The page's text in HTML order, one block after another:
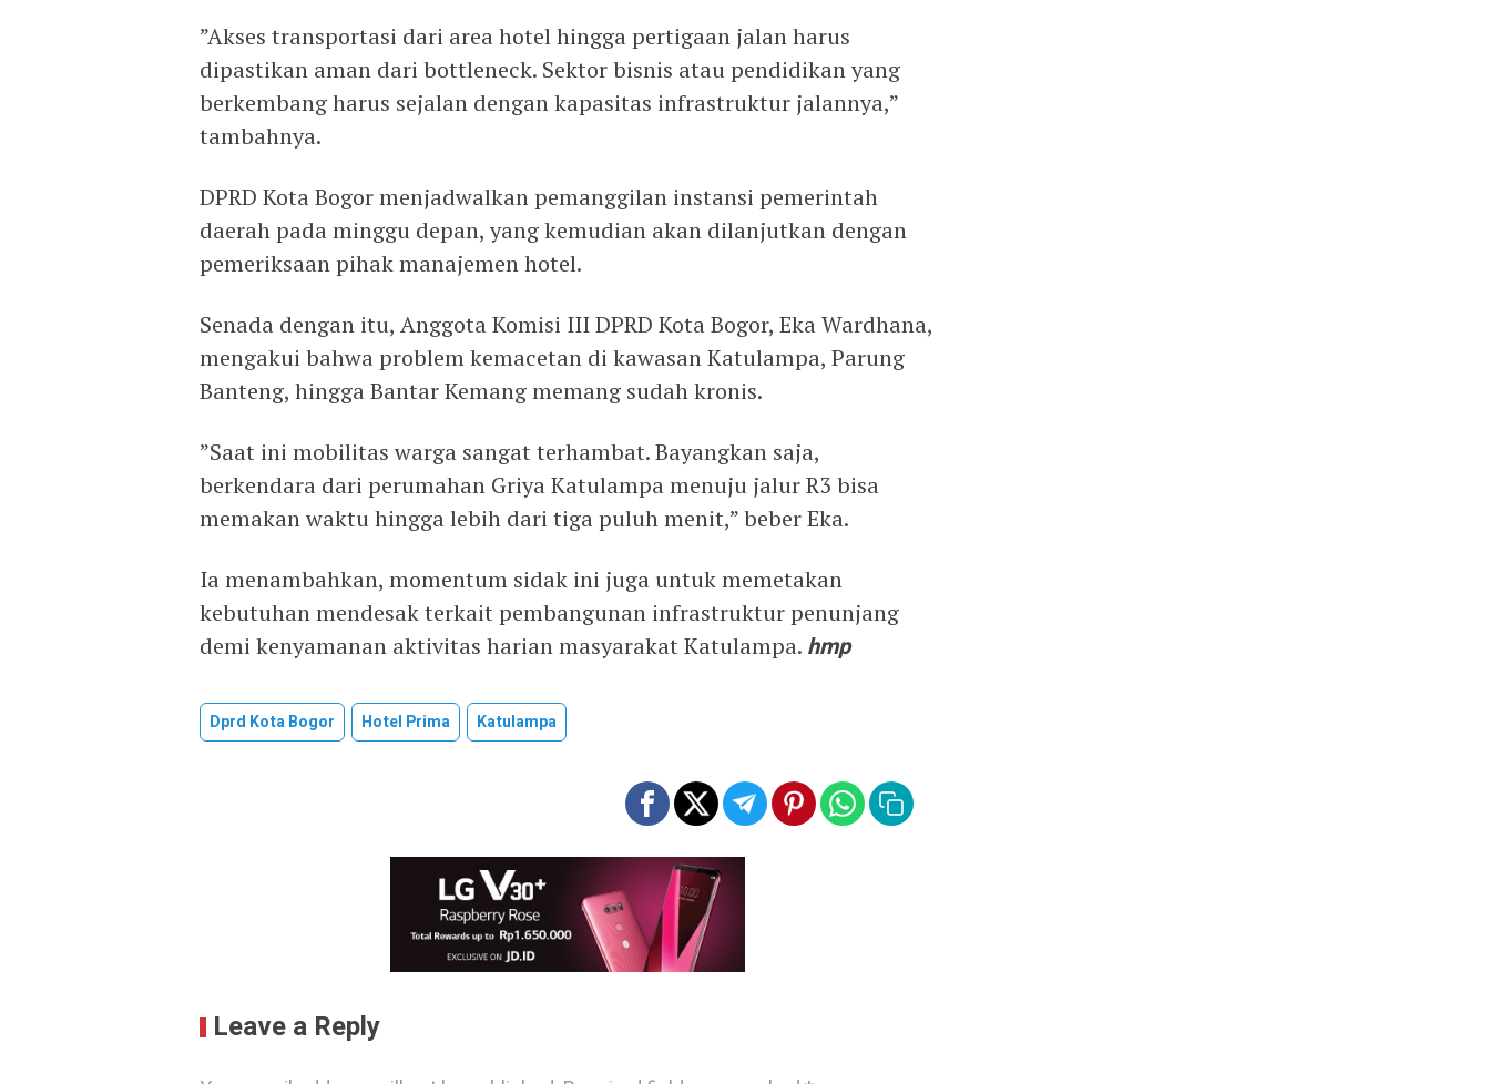
​”Akses transportasi dari area hotel hingga pertigaan jalan harus
dipastikan aman dari bottleneck. Sektor bisnis atau pendidikan yang
berkembang harus sejalan dengan kapasitas infrastruktur jalannya,”
tambahnya.
​DPRD Kota Bogor menjadwalkan pemanggilan instansi pemerintah
daerah pada minggu depan, yang kemudian akan dilanjutkan dengan
pemeriksaan pihak manajemen hotel.
​Senada dengan itu, Anggota Komisi III DPRD Kota Bogor, Eka Wardhana,
mengakui bahwa problem kemacetan di kawasan Katulampa, Parung
Banteng, hingga Bantar Kemang memang sudah kronis.
​”Saat ini mobilitas warga sangat terhambat. Bayangkan saja,
berkendara dari perumahan Griya Katulampa menuju jalur R3 bisa
memakan waktu hingga lebih dari tiga puluh menit,” beber Eka.
​Ia menambahkan, momentum sidak ini juga untuk memetakan
kebutuhan mendesak terkait pembangunan infrastruktur penunjang
demi kenyamanan aktivitas harian masyarakat Katulampa. hmp
Dprd Kota Bogor Hotel Prima Katulampa
Leave a Reply